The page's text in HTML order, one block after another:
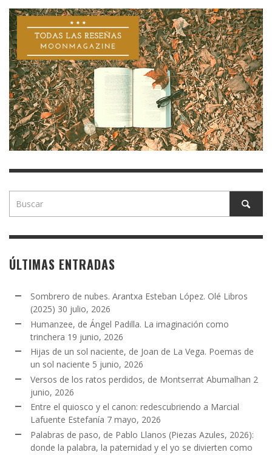
ÚLTIMAS ENTRADAS
Sombrero de nubes. Arantxa Esteban López. Olé Libros
(2025) 30 julio, 2026
Humanzee, de Ángel Padilla. La imaginación como
trinchera 19 junio, 2026
Hijas de un sol naciente, de Joan de La Vega. Poemas de
un sol naciente 5 junio, 2026
Versos de los ratos perdidos, de Montserrat Abumalhan 2
junio, 2026
Entre el quiosco y el canon: redescubriendo a Marcial
Lafuente Estefanía 7 mayo, 2026
Palabras de paso, de Pablo Llanos (Piezas Azules, 2026):
donde la palabra, la paternidad y el yo se divierten como